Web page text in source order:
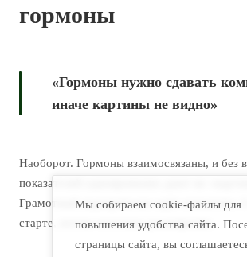
гормоны
«Гормоны нужно сдавать
иначе картины не видно»
Наоборот. Гормоны взаимосвязаны, и без
показателей одновременно дают не
Грамотный эндокринолог идёт пошагово:
старте, потом точечное расширение.
Мы собираем cookie-файлы для
повышения удобства сайта.
страницы сайта, вы